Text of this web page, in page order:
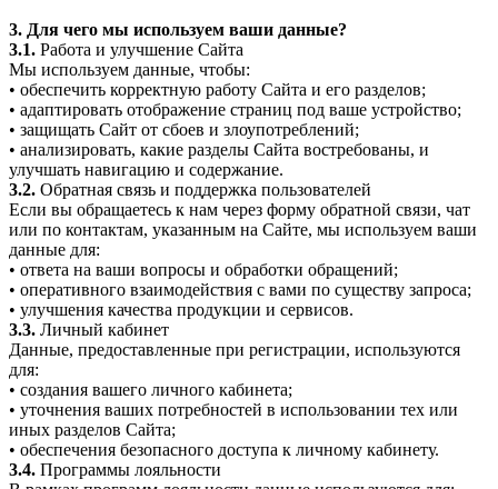
3. Для чего мы используем ваши данные?
3.1. Работа и улучшение Сайта
Мы используем данные, чтобы:
• обеспечить корректную работу Сайта и его разделов;
• адаптировать отображение страниц под ваше устройство;
• защищать Сайт от сбоев и злоупотреблений;
• анализировать, какие разделы Сайта востребованы, и
улучшать навигацию и содержание.
3.2. Обратная связь и поддержка пользователей
Если вы обращаетесь к нам через форму обратной связи, чат
или по контактам, указанным на Сайте, мы используем ваши
данные для:
• ответа на ваши вопросы и обработки обращений;
• оперативного взаимодействия с вами по существу запроса;
• улучшения качества продукции и сервисов.
3.3. Личный кабинет
Данные, предоставленные при регистрации, используются
для:
• создания вашего личного кабинета;
• уточнения ваших потребностей в использовании тех или
иных разделов Сайта;
• обеспечения безопасного доступа к личному кабинету.
3.4. Программы лояльности